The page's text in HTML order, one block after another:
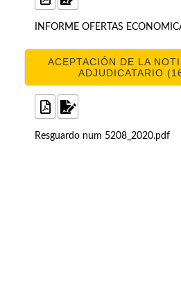
INFORME OFERTAS
ACEPTACIÓN DE LA
ADJUDICATARIO
Resguardo num 5208_2020.pdf